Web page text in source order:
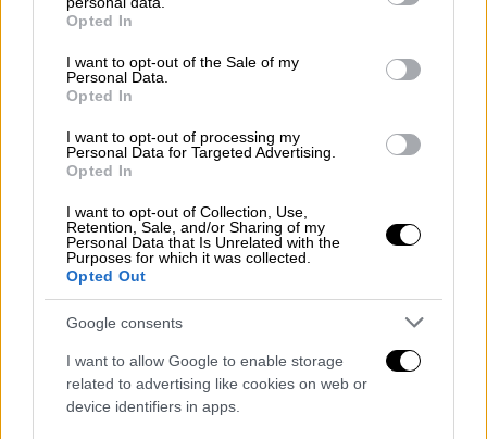
grant or deny consent to Google and its third-party tags to
use your data for below specified purposes in below Google
consent section.
Opted In
I want to opt-out of the Sale of my
Personal Data.
Opted In
I want to opt-out of processing my
Personal Data for Targeted Advertising.
Opted In
I want to opt-out of Collection, Use,
Retention, Sale, and/or Sharing of my
Personal Data that Is Unrelated with the
Purposes for which it was collected.
Opted Out
Google consents
I want to allow Google to enable storage
related to advertising like cookies on web or
device identifiers in apps.
συμβάσεων ορισμένου χρόνου για τις
μεγάλες εταιρείες. Θέλουμε
περισσότερες συμβάσεις αορίστου
Τέλος στις προεδρικές αποζημιώσεις
εφόρου ζωής.
Να ευνοηθεί η μεταφορά των
εμπορευμάτων δια μέσου
σιδηροδρόμων.
Τέλος για το CICE – την έκπτωση φόρου
για την απασχόληση και την
των χρημάτων για το λανσάρισμα της
γαλλικής βιομηχανίας αυτοκινήτων